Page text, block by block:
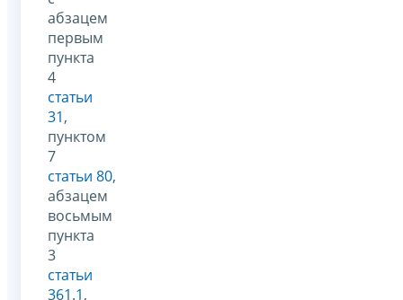
абзацем
первым
пункта
4
статьи
31,
пунктом
7
статьи 80,
абзацем
восьмым
пункта
3
статьи
361.1,